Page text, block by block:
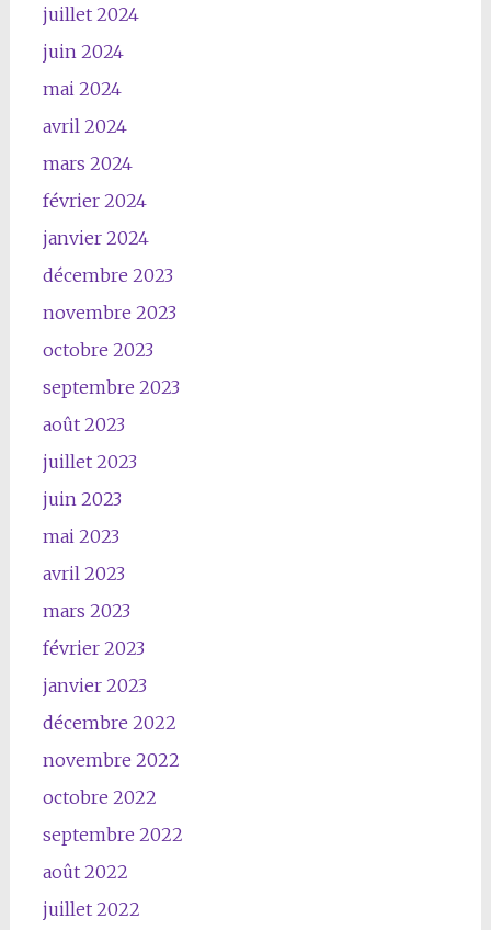
juillet 2024
juin 2024
mai 2024
avril 2024
mars 2024
février 2024
janvier 2024
décembre 2023
novembre 2023
octobre 2023
septembre 2023
août 2023
juillet 2023
juin 2023
mai 2023
avril 2023
mars 2023
février 2023
janvier 2023
décembre 2022
novembre 2022
octobre 2022
septembre 2022
août 2022
juillet 2022